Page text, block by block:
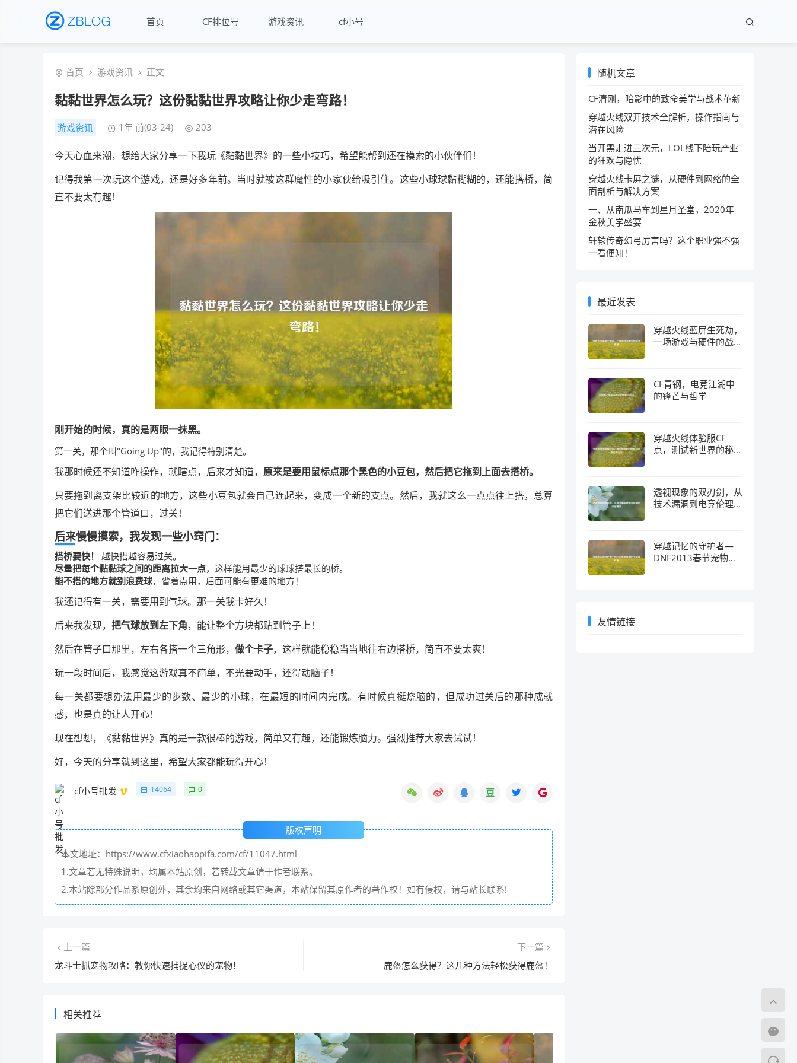
首页 CF排位号 游戏资讯 cf小号
首页 游戏资讯 正文
黏黏世界怎么玩？这份黏黏世界攻略让你少走弯路！
游戏资讯 1年 前(03-24) 203
今天心血来潮，想给大家分享一下我玩《黏黏世界》的一些小技巧，希望能帮到还在摸索的小伙伴们！
记得我第一次玩这个游戏，还是好多年前。当时就被这群魔性的小家伙给吸引住。这些小球球黏糊糊的，还能搭桥，简
直不要太有趣！
刚开始的时候，真的是两眼一抹黑。
第一关，那个叫"Going Up"的，我记得特别清楚。
我那时候还不知道咋操作，就瞎点，后来才知道， 原来是要用鼠标点那个黑色的小豆包，然后把它拖到上面去搭桥。
只要拖到离支架比较近的地方，这些小豆包就会自己连起来，变成一个新的支点。然后，我就这么一点点往上搭，总算
把它们送进那个管道口，过关！
后来慢慢摸索，我发现一些小窍门：
搭桥要快！
越快搭越容易过关。
尽量把每个黏黏球之间的距离拉大一点，这样能用最少的球球搭最长的桥。
能不搭的地方就别浪费球，省着点用，后面可能有更难的地方！
我还记得有一关，需要用到气球。那一关我卡好久！
后来我发现， 把气球放到左下角，能让整个方块都贴到管子上！
然后在管子口那里，左右各搭一个三角形， 做个卡子，这样就能稳稳当当地往右边搭桥，简直不要太爽！
玩一段时间后，我感觉这游戏真不简单，不光要动手，还得动脑子！
每一关都要想办法用最少的步数、最少的小球，在最短的时间内完成。有时候真挺烧脑的，但成功过关后的那种成就
感，也是真的让人开心！
现在想想，《黏黏世界》真的是一款很棒的游戏，简单又有趣，还能锻炼脑力。强烈推荐大家去试试！
好，今天的分享就到这里，希望大家都能玩得开心！
cf小号批发 14064 0
版权声明
本文地址：https://www.cfxiaohaopifa.com/cf/11047.html
1.文章若无特殊说明，均属本站原创，若转载文章请于作者联系。
2.本站除部分作品系原创外，其余均来自网络或其它渠道，本站保留其原作者的著作权！如有侵权，请与站长联系!
上一篇
龙斗士抓宠物攻略：教你快速捕捉心仪的宠物！
下一篇
鹿盔怎么获得？这几种方法轻松获得鹿盔！
相关推荐
随机文章
CF清刚，暗影中的致命美学与战术革新
穿越火线双开技术全解析，操作指南与
潜在风险
当开黑走进三次元，LOL线下陪玩产业
的狂欢与隐忧
穿越火线卡屏之谜，从硬件到网络的全
面剖析与解决方案
一、从南瓜马车到星月圣堂，2020年
金秋美学盛宴
轩辕传奇幻弓厉害吗？这个职业强不强
一看便知！
最近发表
穿越火线蓝屏生死劫，
一场游戏与硬件的战争
CF青钢，电竞江湖中
的锋芒与哲学
穿越火线体验服CF
点，测试新世界的秘钥
透视现象的双刃剑，从
技术漏洞到电竞伦理的
穿越记忆的守护者—
DNF2013春节宠物的
友情链接